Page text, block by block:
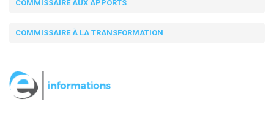
COMMISSAIRE AUX APPORTS
COMMISSAIRE À LA TRANSFORMATION